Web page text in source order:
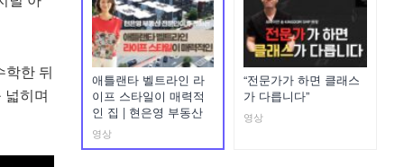
학한 뒤
히며
애틀랜타 벨트라인 라
이프 스타일이 매력적
인 집 | 현은영 부동산
영상
“전문가가 하면 클래스
가 다릅니다”
영상